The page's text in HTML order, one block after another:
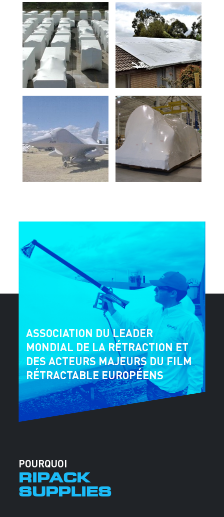
ASSOCIATION DU LEADER
MONDIAL DE LA RÉTRACTION ET
DES ACTEURS MAJEURS DU FILM
RÉTRACTABLE EUROPÉENS
POURQUOI
RIPACK
SUPPLIES